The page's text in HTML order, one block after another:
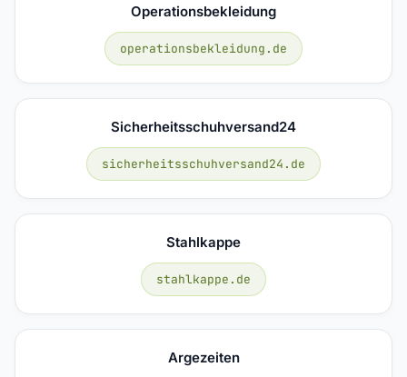
Operationsbekleidung
operationsbekleidung.de
Sicherheitsschuhversand24
sicherheitsschuhversand24.de
Stahlkappe
stahlkappe.de
Argezeiten